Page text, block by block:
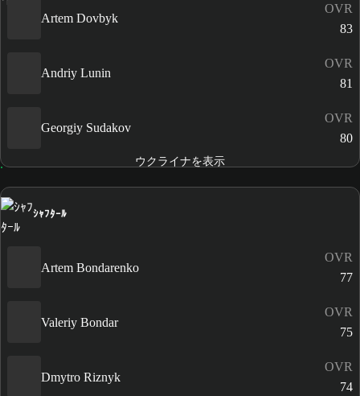
Artem Dovbyk
OVR
83
Andriy Lunin
OVR
81
Georgiy Sudakov
OVR
80
ウクライナを表示
ｼｬﾌﾀｰﾙ
Artem Bondarenko
OVR
77
Valeriy Bondar
OVR
75
Dmytro Riznyk
OVR
74